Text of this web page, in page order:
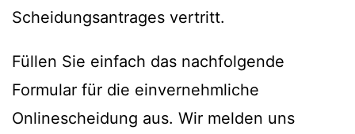
Scheidungsantrages vertritt.
Füllen Sie einfach das nachfolgende
Formular für die einvernehmliche
Onlinescheidung aus. Wir melden uns